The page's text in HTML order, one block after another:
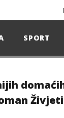
SPORT
Živjeti